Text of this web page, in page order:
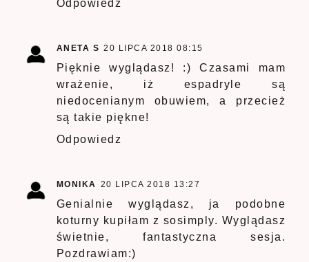
Odpowiedz
ANETA S 20 LIPCA 2018 08:15
Pięknie wyglądasz! :) Czasami mam
wrażenie, iż espadryle są
niedocenianym obuwiem, a przecież
są takie piękne!
Odpowiedz
MONIKA 20 LIPCA 2018 13:27
Genialnie wyglądasz, ja podobne
koturny kupiłam z sosimply. Wyglądasz
świetnie, fantastyczna sesja.
Pozdrawiam:)